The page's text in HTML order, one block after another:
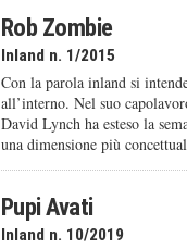
Rob Zombie
Inland n. 1/2015
Con la parola inland si
all’interno. Nel suo
David Lynch ha esteso la
una dimensione più
Pupi Avati
Inland n. 10/2019